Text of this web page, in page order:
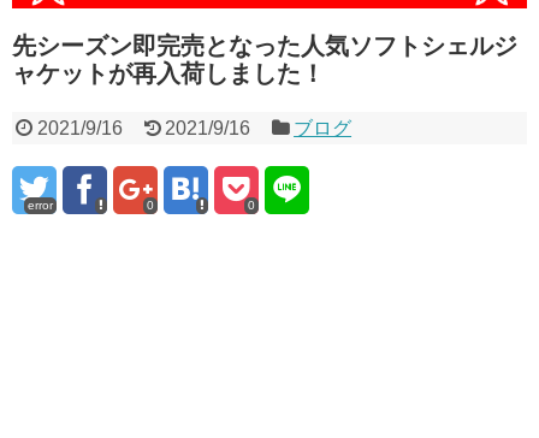
先シーズン即完売となった人気ソフトシェルジ
ャケットが再入荷しました！
2021/9/16 2021/9/16 ブログ
error 0 0